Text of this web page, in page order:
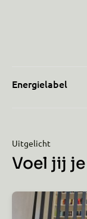
Energielabel
Uitgelicht
Voel jij